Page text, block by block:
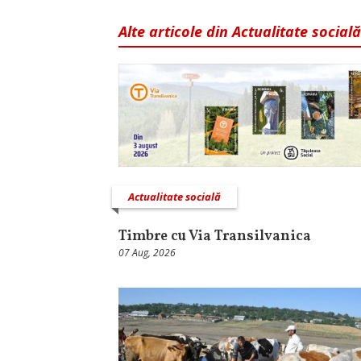
Alte articole din Actualitate socială
Actualitate socială
Timbre cu Via Transilvanica
07 Aug, 2026